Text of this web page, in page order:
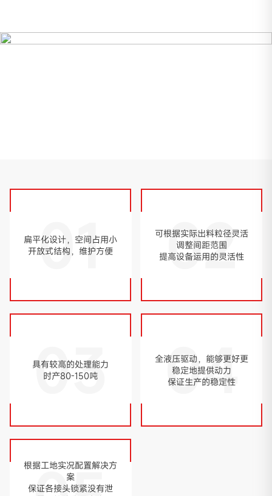
01
扁平化设计，空间占用小
开放式结构，维护方便
02
可根据实际出料粒径灵活
调整间距范围
提高设备运用的灵活性
03
具有较高的处理能力
时产80-150吨
04
全液压驱动，能够更好更
稳定地提供动力
保证生产的稳定性
根据工地实况配置解决方
案
保证各接头锁紧没有泄